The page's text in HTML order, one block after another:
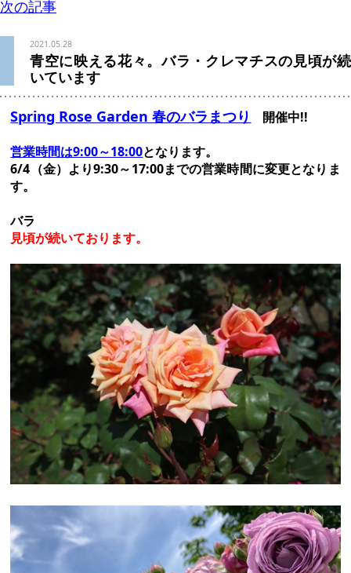
次の記事
2021.05.28
青空に映える花々。バラ・クレマチスの見頃が続
いています
Spring Rose Garden 春のバラまつり
開催中!!
営業時間は9:00～18:00となります。
6/4（金）より9:30～17:00までの営業時間に変更となりま
す。
バラ
見頃が続いております。